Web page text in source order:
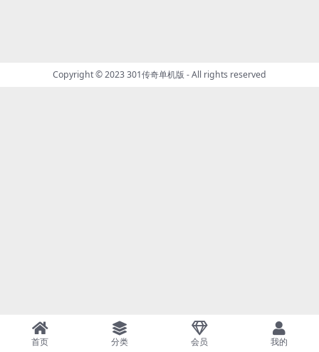
Copyright © 2023301传奇单机版 - All rights reserved
首页 分类 会员 我的